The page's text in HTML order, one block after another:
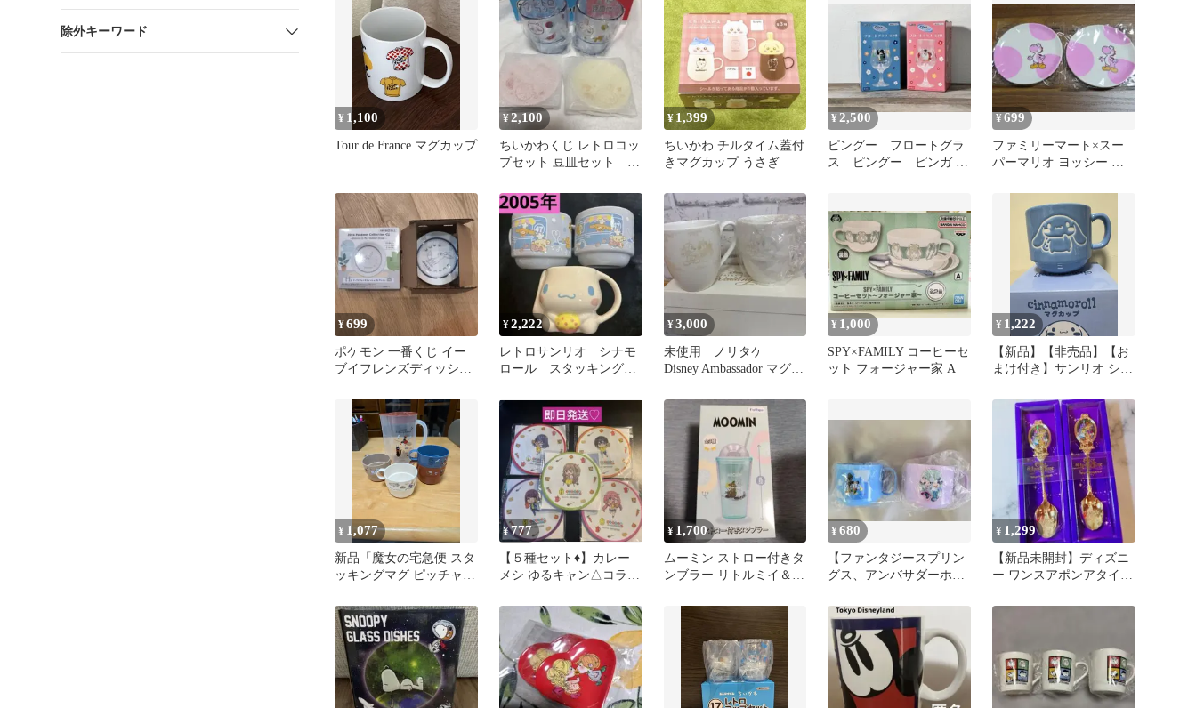
除外キーワード
¥ 1,100
Tour de France マグカップ
¥2,100
ちいかわくじ レトロコッ
プセット 豆皿セット ち
¥1,399
ちいかわ チルタイム蓋付
きマグカップ うさぎ
¥ 2,500
ピングー フロートグラ
ス ピングー ピンガ ２
¥699
ファミリーマート×スー
パーマリオ ヨッシー オ
ンク
¥699
ポケモン 一番くじ イー
ブイフレンズディッシュ
¥2,222
レトロサンリオ シナモ
ロール スタッキングペ
ップ
¥3,000
未使用 ノリタケ
Disney Ambassador マグカ
¥ 1,000
SPY×FAMILY コーヒーセ
ット フォージャー家 A
¥ 1,222
【新品】【非売品】【お
まけ付き】サンリオ シナ
YAMADA
¥ 1,077
新品「魔女の宅急便 スタ
ッキングマグ ピッチャー
¥777
【５種セット♦️】カレー
メシ ゆるキャン△コラボ
¥ 1,700
ムーミン ストロー付きタ
ンブラー リトルミイ＆ミ
¥680
【ファンタジースプリン
グス、アンバサダーホテ
チックカップ
¥ 1,299
【新品未開封】ディズニ
ー ワンスアポンアタイム
品